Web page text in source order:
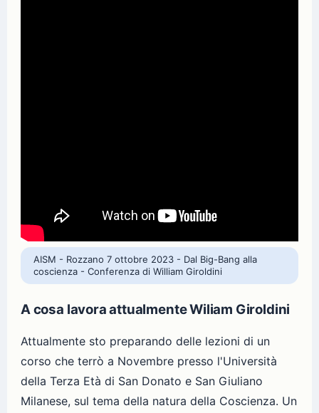
AISM - Rozzano 7 ottobre 2023 - Dal Big-Bang alla
coscienza - Conferenza di William Giroldini
A cosa lavora attualmente Wiliam Giroldini
Attualmente sto preparando delle lezioni di un
corso che terrò a Novembre presso l'Università
della Terza Età di San Donato e San Giuliano
Milanese, sul tema della natura della Coscienza. Un